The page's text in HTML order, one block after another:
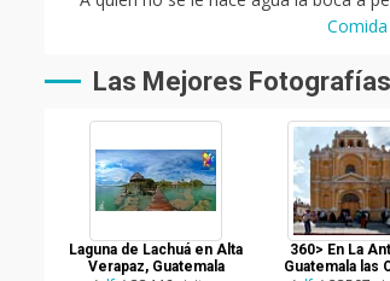
Las Mejores
Laguna de Lachuá en Alta
Verapaz, Guatemala
360> En La
Guatemala las